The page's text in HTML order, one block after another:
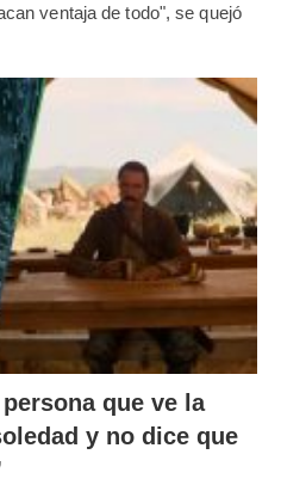
ventaja de todo", se quejó
que ve la
y no dice que